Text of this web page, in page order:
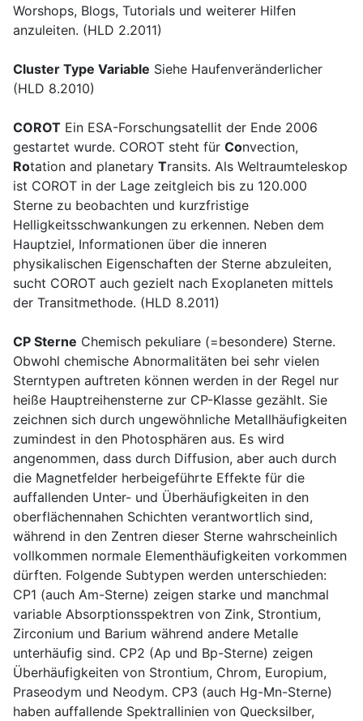
Worshops, Blogs, Tutorials und weiterer Hilfen
anzuleiten. (HLD 2.2011)
Cluster Type Variable Siehe Haufenveränderlicher
(HLD 8.2010)
COROT Ein ESA-Forschungsatellit der Ende 2006
gestartet wurde. COROT steht für Convection,
Rotation and planetary Transits. Als Weltraumteleskop
ist COROT in der Lage zeitgleich bis zu 120.000
Sterne zu beobachten und kurzfristige
Helligkeitsschwankungen zu erkennen. Neben dem
Hauptziel, Informationen über die inneren
physikalischen Eigenschaften der Sterne abzuleiten,
sucht COROT auch gezielt nach Exoplaneten mittels
der Transitmethode. (HLD 8.2011)
CP Sterne Chemisch pekuliare (=besondere) Sterne.
Obwohl chemische Abnormalitäten bei sehr vielen
Sterntypen auftreten können werden in der Regel nur
heiße Hauptreihensterne zur CP-Klasse gezählt. Sie
zeichnen sich durch ungewöhnliche Metallhäufigkeiten
zumindest in den Photosphären aus. Es wird
angenommen, dass durch Diffusion, aber auch durch
die Magnetfelder herbeigeführte Effekte für die
auffallenden Unter- und Überhäufigkeiten in den
oberflächennahen Schichten verantwortlich sind,
während in den Zentren dieser Sterne wahrscheinlich
vollkommen normale Elementhäufigkeiten vorkommen
dürften. Folgende Subtypen werden unterschieden:
CP1 (auch Am-Sterne) zeigen starke und manchmal
variable Absorptionsspektren von Zink, Strontium,
Zirconium und Barium während andere Metalle
unterhäufig sind. CP2 (Ap und Bp-Sterne) zeigen
Überhäufigkeiten von Strontium, Chrom, Europium,
Praseodym und Neodym. CP3 (auch Hg-Mn-Sterne)
haben auffallende Spektrallinien von Quecksilber,